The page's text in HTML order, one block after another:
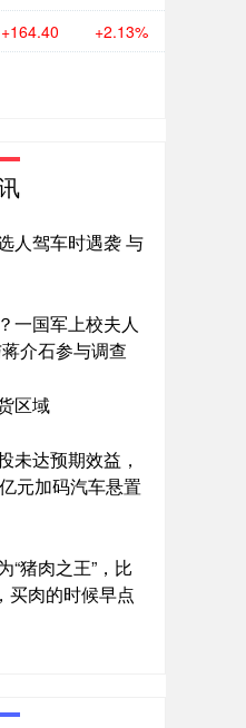
+164.40 +2.13%
人驾车时遇袭 与
一国军上校夫人
介石参与调查
区域
未达预期效益，
元加码汽车悬置
“猪肉之王”，比
买肉的时候早点